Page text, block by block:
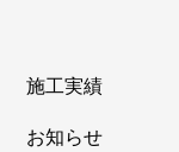
施工実績
お知らせ